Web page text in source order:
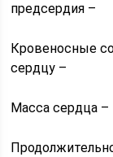
предсердия –
Кровеносные
сердцу –
Масса сердца –